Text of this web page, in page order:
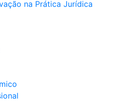
na Prática Jurídica